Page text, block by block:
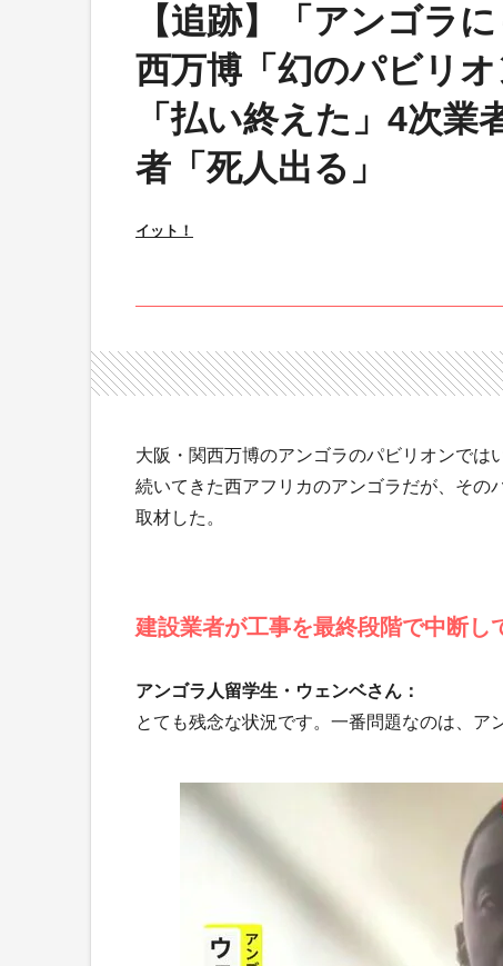
【追跡】「アンゴラ
西万博「幻のパビリ
「払い終えた」4次
者「死人出る」
イット！
大阪・関西万博のアンゴラのパビリオンでは
続いてきた西アフリカのアンゴラだが、その
取材した。
建設業者が工事を最終段階で中断し
アンゴラ人留学生・ウェンベさん：
とても残念な状況です。一番問題なのは、ア